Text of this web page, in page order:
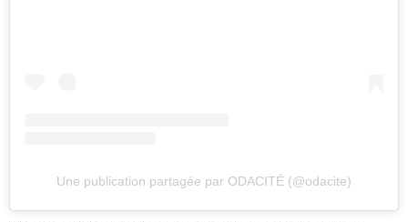
Une publication partagée par ODACITÉ (@odacite)